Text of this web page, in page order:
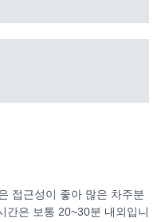
접근성이 좋아 많은 차주분
간은 보통 20~30분 내외입니